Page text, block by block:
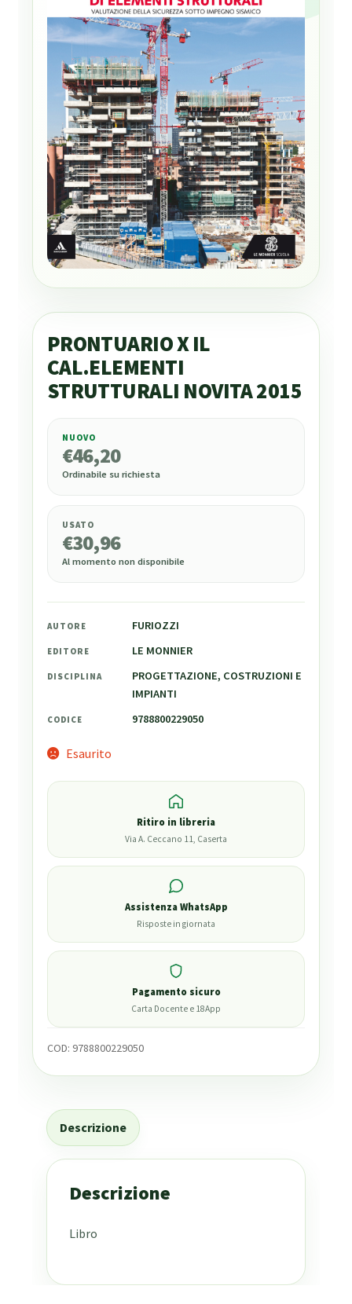
PRONTUARIO X IL
CAL.ELEMENTI
STRUTTURALI NOVITA 2015
46,20
NUOVO
€46,20
Ordinabile su richiesta
USATO
€30,96
Al momento non disponibile
AUTORE FURIOZZI
EDITORE LE MONNIER
DISCIPLINA
PROGETTAZIONE, COSTRUZIONI E
IMPIANTI
CODICE 9788800229050
Esaurito
Ritiro in libreria
Via A. Ceccano 11, Caserta
Assistenza WhatsApp
Risposte in giornata
Pagamento sicuro
Carta Docente e 18App
COD: 9788800229050
Descrizione
Descrizione
Libro